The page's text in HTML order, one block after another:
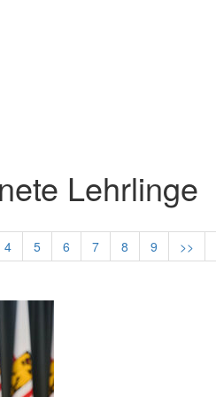
Lehrlinge
4 5 6 7 8 9 >>